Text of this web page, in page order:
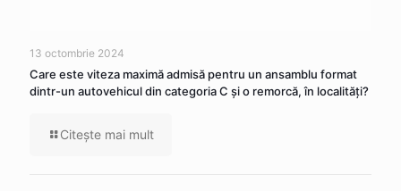
13 octombrie 2024
Care este viteza maximă admisă pentru un ansamblu format
dintr-un autovehicul din categoria C şi o remorcă, în localităţi?
Citeşte mai mult